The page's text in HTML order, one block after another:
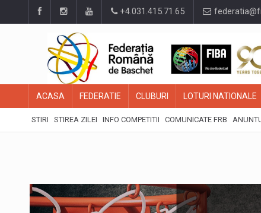
+4.031.415.71.65
ACASA FEDERATIE CLUBURI LOTURI NATIONALE
STIRI STIREA ZILEI INFO COMPETITII COMUNICATE FRB